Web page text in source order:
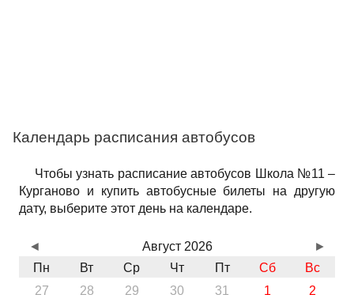
Календарь расписания автобусов
Чтобы узнать расписание автобусов Школа №11 –
Курганово и купить автобусные билеты на другую
дату, выберите этот день на календаре.
Август 2026
Пн
Вт Ср Чт Пт Сб
Вс
27
28 29 30 31 1
2
◄ ►